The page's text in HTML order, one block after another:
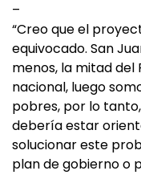
–
“Creo que el
equivocado. San
menos, la mitad
nacional, luego
pobres, por lo
debería estar
solucionar este
plan de gobierno o